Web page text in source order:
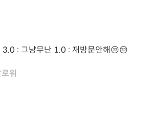
: 그냥무난 1.0 : 재방문안해😒😒
워